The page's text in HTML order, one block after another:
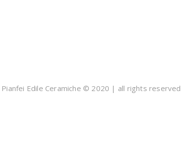
Pianfei Edile Ceramiche © 2020 | all rights reserved